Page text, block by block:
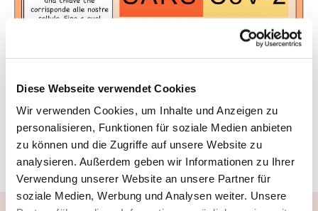
Diese Webseite verwendet Cookies
Wir verwenden Cookies, um Inhalte und Anzeigen zu
personalisieren, Funktionen für soziale Medien anbieten
zu können und die Zugriffe auf unsere Website zu
analysieren. Außerdem geben wir Informationen zu Ihrer
Verwendung unserer Website an unsere Partner für
soziale Medien, Werbung und Analysen weiter. Unsere
Fonte: Redazione SimplyScience.ch
Creato: 26.03.2020